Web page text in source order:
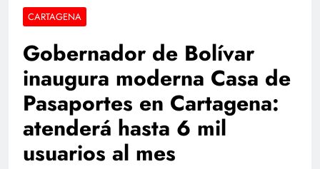
CARTAGENA
Gobernador de Bolívar
inaugura moderna Casa de
Pasaportes en Cartagena:
atenderá hasta 6 mil
usuarios al mes